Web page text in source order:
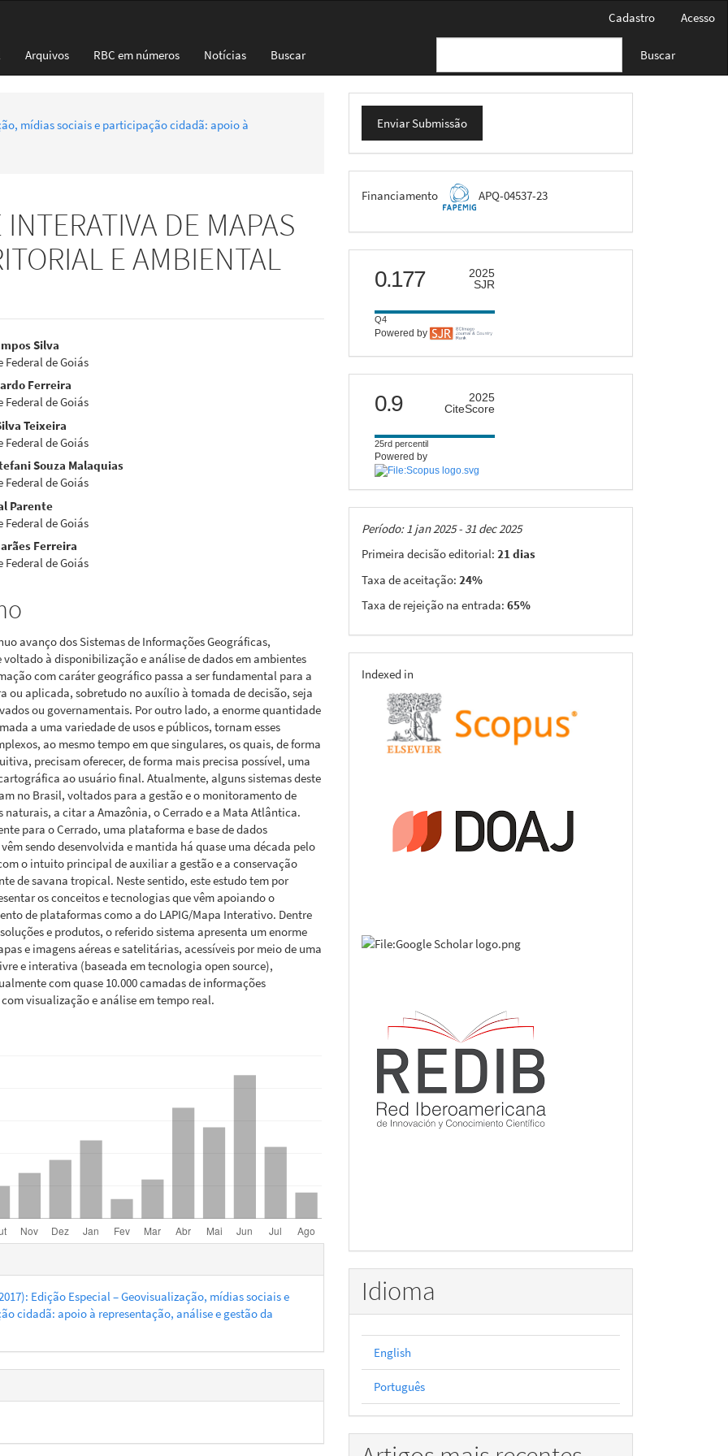
Cadastro Acesso
Arquivos RBC em números Notícias Buscar Buscar
mídias sociais e participação cidadã: apoio à
DE MAPAS
E AMBIENTAL
Silva
Federal de Goiás
Ferreira
Federal de Goiás
Teixeira
Federal de Goiás
Souza Malaquias
Federal de Goiás
Parente
Federal de Goiás
Ferreira
Federal de Goiás
avanço dos Sistemas de Informações Geográficas,
à disponibilização e análise de dados em ambientes
com caráter geográfico passa a ser fundamental para a
ou aplicada, sobretudo no auxílio à tomada de decisão, seja
ou governamentais. Por outro lado, a enorme quantidade
a uma variedade de usos e públicos, tornam esses
ao mesmo tempo em que singulares, os quais, de forma
precisam oferecer, de forma mais precisa possível, uma
ao usuário final. Atualmente, alguns sistemas deste
no Brasil, voltados para a gestão e o monitoramento de
naturais, a citar a Amazônia, o Cerrado e a Mata Atlântica.
para o Cerrado, uma plataforma e base de dados
sendo desenvolvida e mantida há quase uma década pelo
o intuito principal de auxiliar a gestão e a conservação
de savana tropical. Neste sentido, este estudo tem por
os conceitos e tecnologias que vêm apoiando o
de plataformas como a do LAPIG/Mapa Interativo. Dentre
e produtos, o referido sistema apresenta um enorme
e imagens aéreas e satelitárias, acessíveis por meio de uma
e interativa (baseada em tecnologia open source),
com quase 10.000 camadas de informações
visualização e análise em tempo real.
Edição Especial – Geovisualização, mídias sociais e
cidadã: apoio à representação, análise e gestão da
Enviar
Submissão
Enviar Submissão
FAPEMIG
Financiamento APQ-04537-23
scimago
0.177
2025
SJR
Q4
Powered by
citescore
0.9
2025
CiteScore
25rd percentil
Powered by
Taxas
Período: 1 jan 2025 - 31 dec 2025
Primeira decisão editorial: 21 dias
Taxa de aceitação: 24%
Taxa de rejeição na entrada: 65%
indexing
Indexed in
Idioma
English
Português